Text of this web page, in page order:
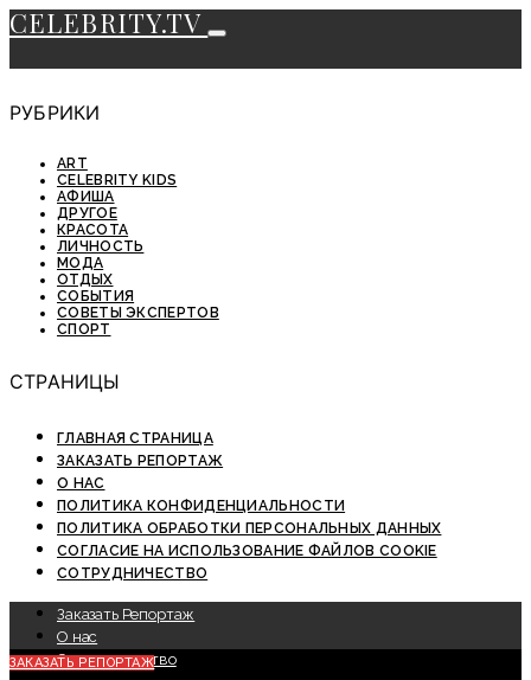
CELEBRITY.TV
РУБРИКИ
ART
CELEBRITY KIDS
АФИША
ДРУГОЕ
КРАСОТА
ЛИЧНОСТЬ
МОДА
ОТДЫХ
СОБЫТИЯ
СОВЕТЫ ЭКСПЕРТОВ
СПОРТ
СТРАНИЦЫ
ГЛАВНАЯ СТРАНИЦА
ЗАКАЗАТЬ РЕПОРТАЖ
О НАС
ПОЛИТИКА КОНФИДЕНЦИАЛЬНОСТИ
ПОЛИТИКА ОБРАБОТКИ ПЕРСОНАЛЬНЫХ ДАННЫХ
СОГЛАСИЕ НА ИСПОЛЬЗОВАНИЕ ФАЙЛОВ COOKIE
СОТРУДНИЧЕСТВО
Заказать Репортаж
О нас
Сотрудничество
ЗАКАЗАТЬ РЕПОРТАЖ